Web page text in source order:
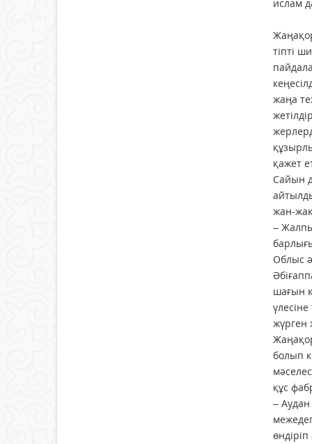
ислам
тіпті
жаңа
қажет
Сайын
жан-
–
Облыс
шағын
жүрген
болып
құс
–